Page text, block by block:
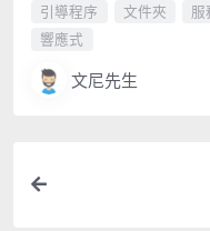
引導程序
文件夾 服
響應式
文尼先生